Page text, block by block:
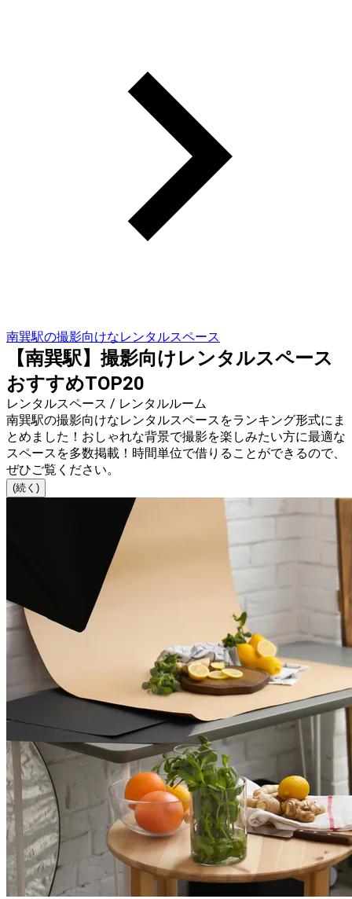
南巽駅の撮影向けなレンタルスペース
【南巽駅】撮影向けレンタルスペース
おすすめTOP20
レンタルスペース / レンタルルーム
南巽駅の撮影向けなレンタルスペースをランキング形式にま
とめました！おしゃれな背景で撮影を楽しみたい方に最適な
スペースを多数掲載！時間単位で借りることができるので、
ぜひご覧ください。
(続く)